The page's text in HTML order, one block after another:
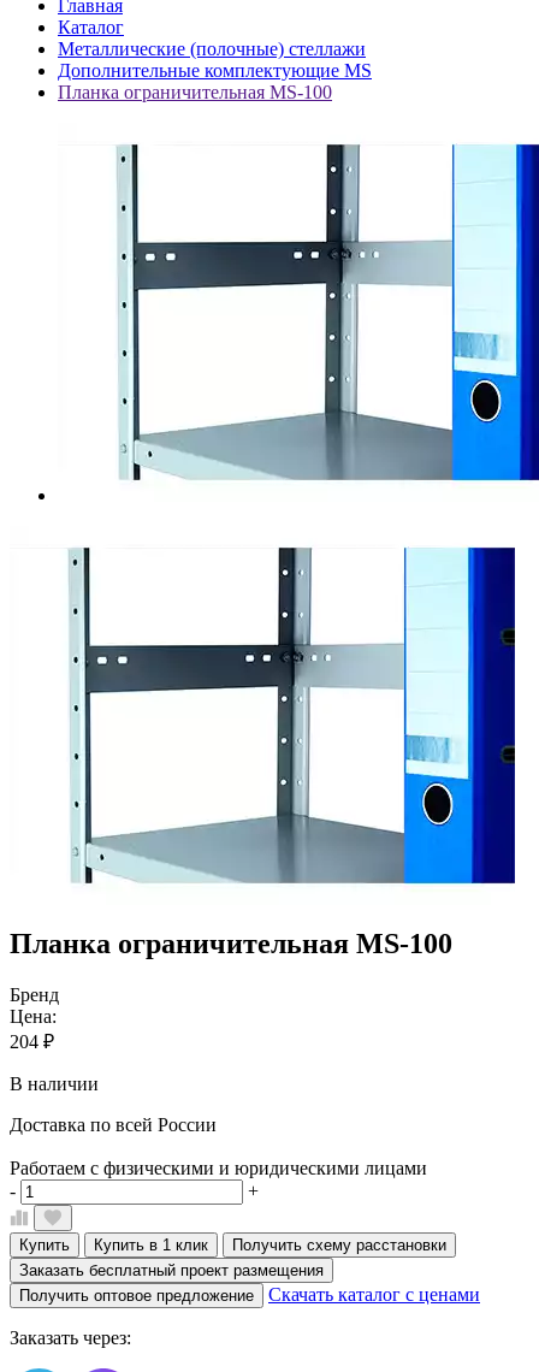
Главная
Каталог
Металлические (полочные) стеллажи
Дополнительные комплектующие MS
Планка ограничительная MS-100
Планка ограничительная MS-100
Бренд
Цена:
204 ₽
В наличии
Доставка по всей России
Работаем с физическими и юридическими лицами
-
+
Купить Купить в 1 клик
Получить схему расстановки
Заказать бесплатный проект размещения
Получить оптовое предложение
Скачать каталог с ценами
Заказать через: